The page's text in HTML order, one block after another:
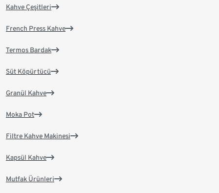
Kahve Çeşitleri
French Press Kahve
Termos Bardak
Süt Köpürtücü
Granül Kahve
Moka Pot
Filtre Kahve Makinesi
Kapsül Kahve
Mutfak Ürünleri